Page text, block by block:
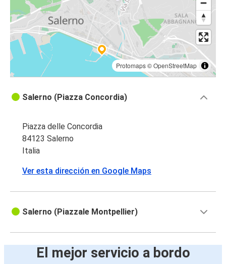
Protomaps©OpenStreetMap
Salerno (Piazza Concordia)
Piazza delle Concordia
84123 Salerno
Italia
Ver esta dirección en Google Maps
Salerno (Piazzale Montpellier)
El mejor servicio a bordo